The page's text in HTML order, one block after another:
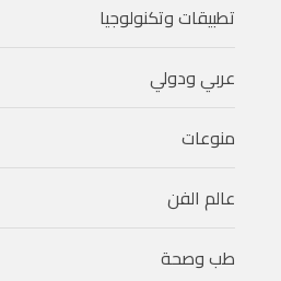
تطبيقات وتكنولوجيا
عربي ودولي
منوعات
عالم الفن
طب وصحة